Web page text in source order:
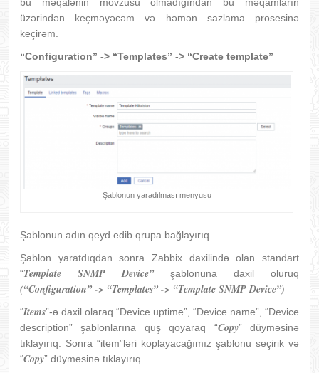
üzərindən keçməyəcəm və həmən sazlama prosesinə
keçirəm.
“Configuration” -> “Templates” -> “Create template”
Şablonun yaradılması menyusu
Şablonun adın qeyd edib qrupa bağlayırıq.
Şablon yaratdıqdan sonra Zabbix daxilində olan standart
“Template SNMP Device” şablonuna daxil oluruq
(“Configuration” -> “Templates” -> “Template SNMP Device”)
“Items”-ə daxil olaraq “Device uptime”, “Device name”, “Device
description” şablonlarına quş qoyaraq “Copy” düyməsinə
tıklayırıq. Sonra “item”ləri koplayacağımız şablonu seçirik və
“Copy” düyməsinə tıklayırıq.